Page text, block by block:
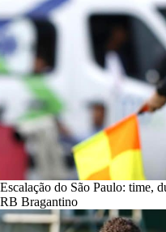
Escalação do São Paulo: time,
RB Bragantino